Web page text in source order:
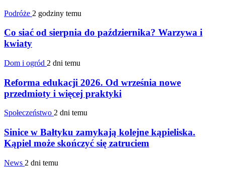
Podróże 2 godziny temu
Co siać od sierpnia do października? Warzywa i
kwiaty
Dom i ogród 2 dni temu
Reforma edukacji 2026. Od września nowe
przedmioty i więcej praktyki
Społeczeństwo 2 dni temu
Sinice w Bałtyku zamykają kolejne kąpieliska.
Kąpiel może skończyć się zatruciem
News 2 dni temu